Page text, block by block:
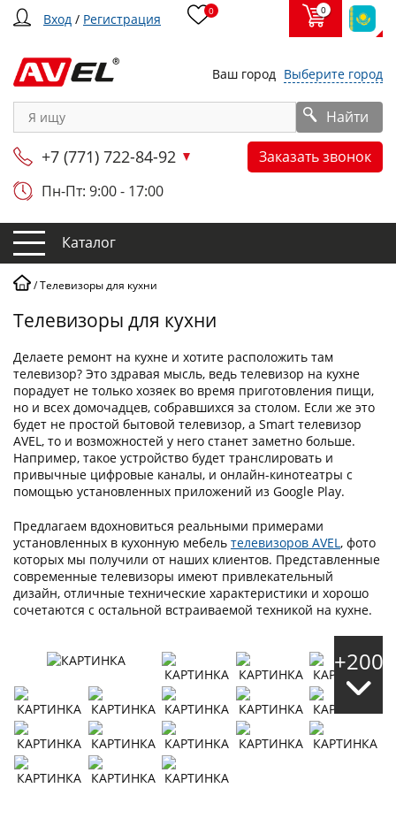
Вход / Регистрация 0 0
Ваш город Выберите город
Найти
+7 (771) 722-84-92
Заказать звонок
Пн-Пт: 9:00 - 17:00
Каталог
/Телевизоры для кухни
Телевизоры для кухни
Делаете ремонт на кухне и хотите расположить там
телевизор? Это здравая мысль, ведь телевизор на кухне
порадует не только хозяек во время приготовления пищи,
но и всех домочадцев, собравшихся за столом. Если же это
будет не простой бытовой телевизор, а Smart телевизор
AVEL, то и возможностей у него станет заметно больше.
Например, такое устройство будет транслировать и
привычные цифровые каналы, и онлайн-кинотеатры с
помощью установленных приложений из Google Play.
Предлагаем вдохновиться реальными примерами
установленных в кухонную мебель телевизоров AVEL , фото
которых мы получили от наших клиентов. Представленные
современные телевизоры имеют привлекательный
дизайн, отличные технические характеристики и хорошо
сочетаются с остальной встраиваемой техникой на кухне.
+200